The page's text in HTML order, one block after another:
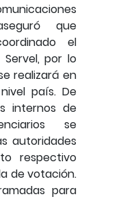
que
el
por lo
realizará en
país. De
internos de
se
autoridades
respectivo
de votación.
para